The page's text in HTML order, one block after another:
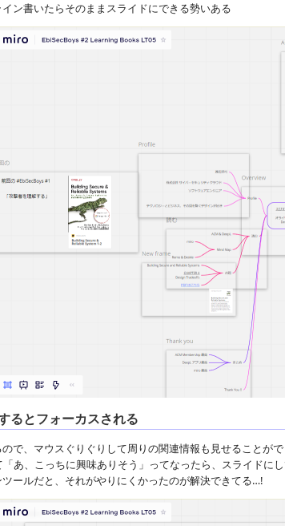
ン書いたらそのままスライドにできる勢いある
るとフォーカスされる
で、マウスぐりぐりして周りの関連情報も見せることが
あ、こっちに興味ありそう」ってなったら、スライドに
ールだと、それがやりにくかったのが解決できてる…!